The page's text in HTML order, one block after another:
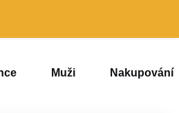
Muži Nakupování